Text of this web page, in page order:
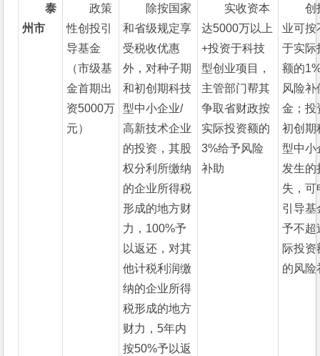
泰
州市
政策
性创投引
导基金
（市级基
金首期出
资5000万
元）
除按国家
和省级规定享
受税收优惠
外，对种子期
和初创期科技
型中小企业/
高新技术企业
的投资，其股
权分利所缴纳
的企业所得税
形成的地方财
力，100%予
以返还，对其
他计税利润缴
纳的企业所得
税形成的地方
财力，5年内
按50%予以返
实收资本
达5000万以上
+投资于科技
型创业项目，
主管部门帮其
争取省财政按
实际投资额的
3%给予风险
补助
创
业可按
于实际
额的
风险补
金；投
初创期
型中小
发生的
失，可
引导基
予不超
际投资
的风险